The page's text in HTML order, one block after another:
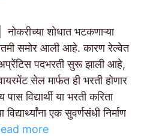
शोधात भटकणाऱ्या
समोर आली आहे. कारण रेल्वेत
पदभरती सुरू झाली आहे,
सेल मार्फत ही भरती होणार
विद्यार्थी या भरती करिता
एक सुवर्णसंधी निर्माण
more